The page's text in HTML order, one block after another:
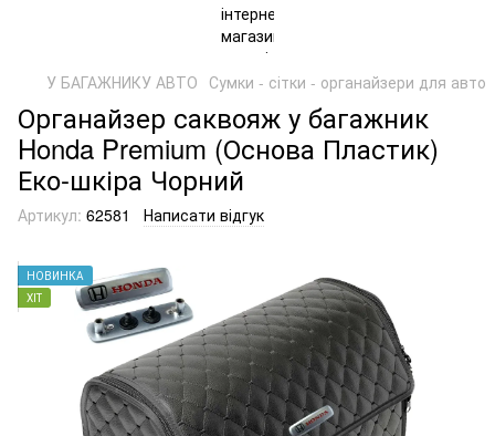
У БАГАЖНИКУ АВТО Сумки - сітки - органайзери для авто
Органайзер саквояж у багажник
Honda Premium (Основа Пластик)
Еко-шкіра Чорний
Артикул: 62581 Написати відгук
НОВИНКА
ХІТ